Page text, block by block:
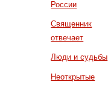
России
Священник
отвечает
Люди и судьбы
Неоткрытые